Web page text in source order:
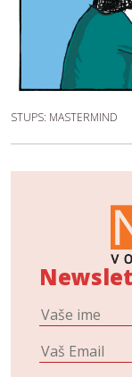
STUPS: MASTERMIND